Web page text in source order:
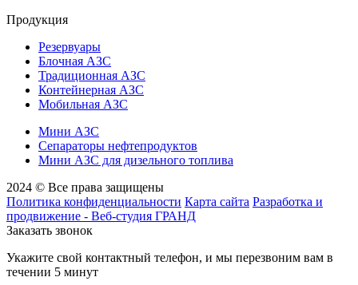
Продукция
Резервуары
Блочная АЗС
Традиционная АЗС
Контейнерная АЗС
Мобильная АЗС
Мини АЗС
Сепараторы нефтепродуктов
Мини АЗС для дизельного топлива
2024 © Все права защищены
Политика конфиденциальности Карта сайта Разработка и
продвижение - Веб-студия ГРАНД
Заказать звонок
Укажите свой контактный телефон, и мы перезвоним вам в
течении 5 минут